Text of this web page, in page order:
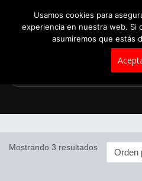
Mostrando 3 resultados
Usamos cookies para
experiencia en nuestra web. Si
asumiremos que estás